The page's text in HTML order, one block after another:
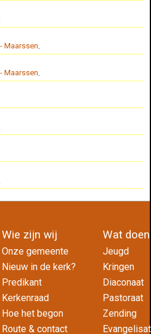
Maarssen
Maarssen
Wie zijn wij Wat
Onze gemeente
Jeugd
Nieuw in de kerk?
Kringen
Predikant
Diaconaat
Kerkenraad
Pastoraat
Hoe het begon
Zending
Route & contact